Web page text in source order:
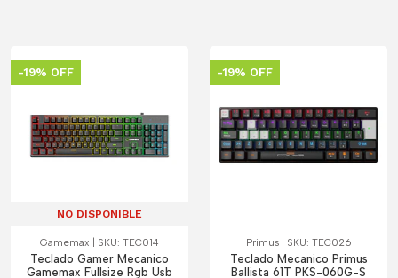
-19% OFF
NO DISPONIBLE
Gamemax | SKU: TEC014
Teclado Gamer Mecanico
Gamemax Fullsize Rgb Usb
-19% OFF
Primus | SKU: TEC026
Teclado Mecanico Primus
Ballista 61T PKS-060G-S